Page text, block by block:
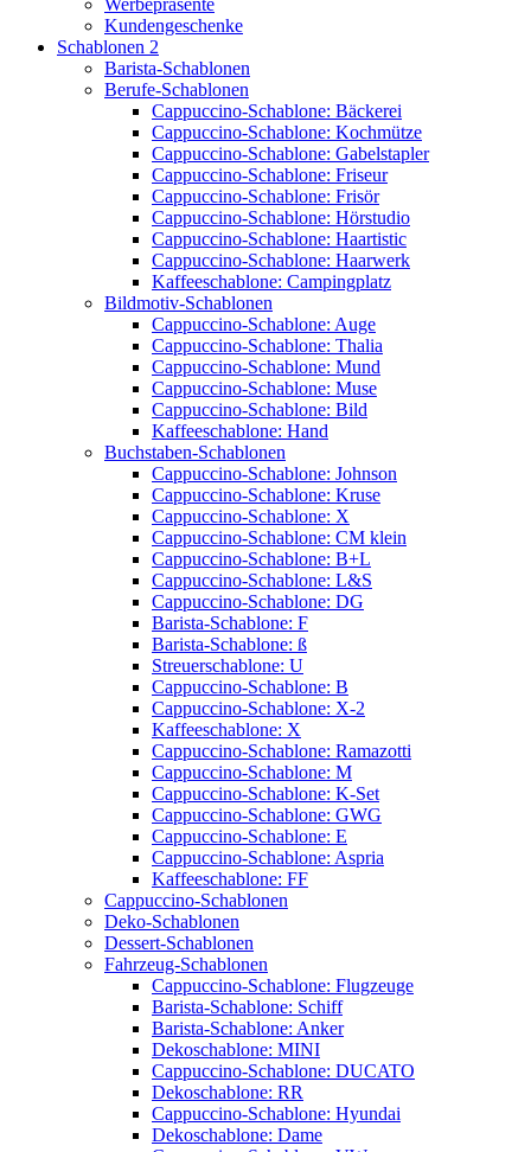
Werbepräsente
Kundengeschenke
Schablonen 2
Barista-Schablonen
Berufe-Schablonen
Cappuccino-Schablone: Bäckerei
Cappuccino-Schablone: Kochmütze
Cappuccino-Schablone: Gabelstapler
Cappuccino-Schablone: Friseur
Cappuccino-Schablone: Frisör
Cappuccino-Schablone: Hörstudio
Cappuccino-Schablone: Haartistic
Cappuccino-Schablone: Haarwerk
Kaffeeschablone: Campingplatz
Bildmotiv-Schablonen
Cappuccino-Schablone: Auge
Cappuccino-Schablone: Thalia
Cappuccino-Schablone: Mund
Cappuccino-Schablone: Muse
Cappuccino-Schablone: Bild
Kaffeeschablone: Hand
Buchstaben-Schablonen
Cappuccino-Schablone: Johnson
Cappuccino-Schablone: Kruse
Cappuccino-Schablone: X
Cappuccino-Schablone: CM klein
Cappuccino-Schablone: B+L
Cappuccino-Schablone: L&S
Cappuccino-Schablone: DG
Barista-Schablone: F
Barista-Schablone: ß
Streuerschablone: U
Cappuccino-Schablone: B
Cappuccino-Schablone: X-2
Kaffeeschablone: X
Cappuccino-Schablone: Ramazotti
Cappuccino-Schablone: M
Cappuccino-Schablone: K-Set
Cappuccino-Schablone: GWG
Cappuccino-Schablone: E
Cappuccino-Schablone: Aspria
Kaffeeschablone: FF
Cappuccino-Schablonen
Deko-Schablonen
Dessert-Schablonen
Fahrzeug-Schablonen
Cappuccino-Schablone: Flugzeuge
Barista-Schablone: Schiff
Barista-Schablone: Anker
Dekoschablone: MINI
Cappuccino-Schablone: DUCATO
Dekoschablone: RR
Cappuccino-Schablone: Hyundai
Dekoschablone: Dame